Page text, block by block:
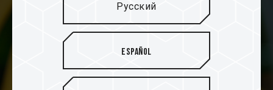
Русский
Español